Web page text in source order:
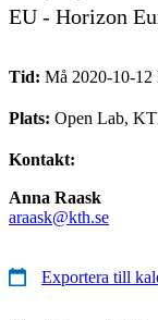
EU - Horizon
Tid: Må 2020-10-
Plats: Open Lab,
Kontakt:
Anna Raask
araask@kth.se
Exportera till